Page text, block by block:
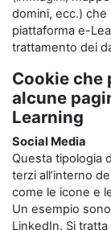
domini, ecc.)
piattaforma e-
trattamento dei
Cookie che
alcune
Learning
Social Media
Questa tipologia
terzi all’interno
come le icone e
Un esempio
LinkedIn. Si